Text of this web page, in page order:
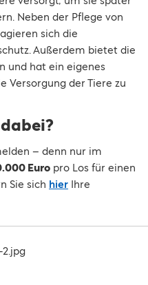
Neben der Pflege von
sich die
Außerdem bietet die
und hat ein eigenes
Versorgung der Tiere zu
– denn nur im
Euro pro Los für einen
Sie sich hier Ihre